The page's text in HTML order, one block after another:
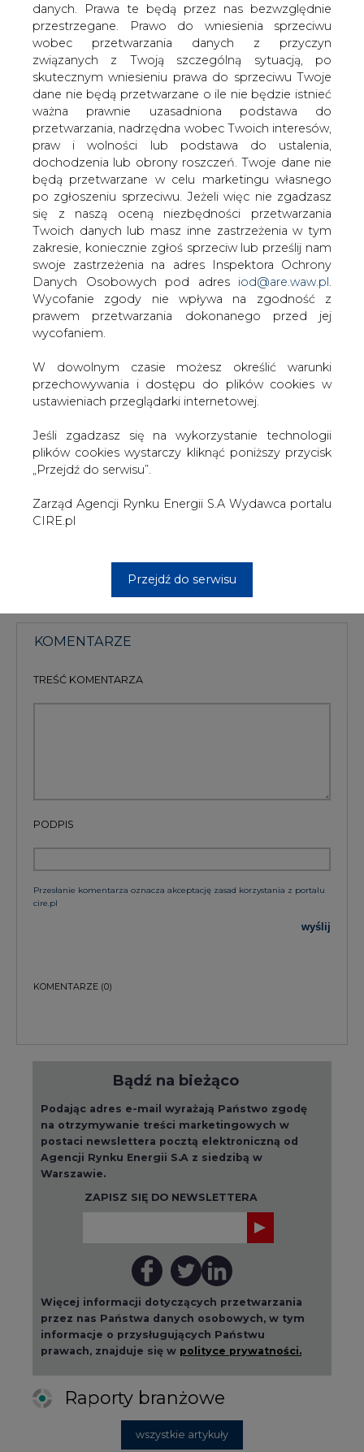
danych. Prawa te będą przez nas bezwzględnie
przestrzegane. Prawo do wniesienia sprzeciwu
wobec przetwarzania danych z przyczyn
związanych z Twoją szczególną sytuacją, po
skutecznym wniesieniu prawa do sprzeciwu Twoje
dane nie będą przetwarzane o ile nie będzie istnieć
ważna prawnie uzasadniona podstawa do
przetwarzania, nadrzędna wobec Twoich interesów,
praw i wolności lub podstawa do ustalenia,
dochodzenia lub obrony roszczeń. Twoje dane nie
będą przetwarzane w celu marketingu własnego
po zgłoszeniu sprzeciwu. Jeżeli więc nie zgadzasz
się z naszą oceną niezbędności przetwarzania
Twoich danych lub masz inne zastrzeżenia w tym
zakresie, koniecznie zgłoś sprzeciw lub prześlij nam
swoje zastrzeżenia na adres Inspektora Ochrony
Danych Osobowych pod adres iod@are.waw.pl
Wycofanie zgody nie wpływa na zgodność z
prawem przetwarzania dokonanego przed jej
wycofaniem.
W dowolnym czasie możesz określić warunki
przechowywania i dostępu do plików cookies w
ustawieniach przeglądarki internetowej.
Jeśli zgadzasz się na wykorzystanie technologii
plików cookies wystarczy kliknąć poniższy przycisk
„Przejdź do serwisu”.
Zarząd Agencji Rynku Energii S.A Wydawca portalu
CIRE.pl
Przejdź do serwisu
Koncerny gazowe - rosyjski Gazprom i
francuski Gaz de France (GDF) -
podpisały we wtorek porozumienie o
przedłużeniu dostaw gazu rosyjskiego
GDF do 2030 r. i zapewnieniu
Gazpromowi bezpośredniego dostępu
do końcowych odbiorców we Francji -
poinformowała TV BIznes.
W komunikacie obu koncernów napisano, że
przedłużono dostawy 12 mld m sześc. gazu rocznie, a
oprócz tego GDF będzie otrzymywać dodatkowo 2,5
mld m sześc. gazu rocznie od 2010 r., gdy zostanie
uruchomiony Gazociąg Północny.
Źródła zbliżone do transakcji poinformowały, że jej
wartość wynosi ok. 2 mld dol. rocznie.
Zgodnie z umową, Gazprom będzie mógł od
gazu bezpośrednio końcowym odbiorcom, np.
przedsiębiorstwom. "To piękny przykład powodzenia
strategii Gazpromu zmierzającej do zaopatrywania
koncernu Aleksiej Miller w komunikacie.
Gazprom dostarcza GDF 20 proc. gazu.
#Gazownictwo # świat
KOMENTARZE
TREŚĆ KOMENTARZA
PODPIS
Przesłanie komentarza oznacza akceptację zasad korzystania z portalu
cire.pl
wyślij
KOMENTARZE (0)
Bądź na bieżąco
Podając adres e-mail wyrażają Państwo zgodę
na otrzymywanie treści marketingowych w
postaci newslettera pocztą elektroniczną od
Agencji Rynku Energii S.A z siedzibą w
Warszawie.
ZAPISZ SIĘ DO NEWSLETTERA
Więcej informacji dotyczących przetwarzania
przez nas Państwa danych osobowych, w tym
informacje o przysługujących Państwu
prawach, znajduje się w polityce prywatności.
Raporty branżowe
wszystkie artykuły